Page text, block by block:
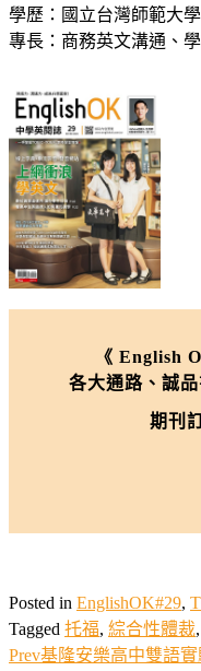
學歷：國立台灣師範大
專長：商務英文溝通、
《 English
各大通路、誠
期刊
Posted in EnglishOK#29,
Tagged 托福, 綜合性體裁,
Prev基隆安樂高中雙語